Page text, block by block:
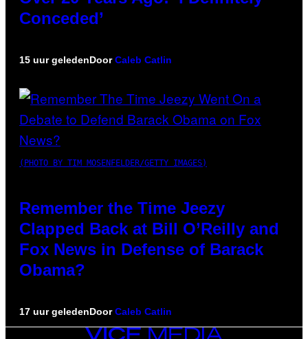
Conceded’
15 uur geledenDoorCaleb Catlin
(PHOTO BY TIM MOSENFELDER/GETTY IMAGES)
Remember the Time Jeezy
Clapped Back at Bill O’Reilly and
Fox News in Defense of Barack
Obama?
17 uur geledenDoorCaleb Catlin
VICE